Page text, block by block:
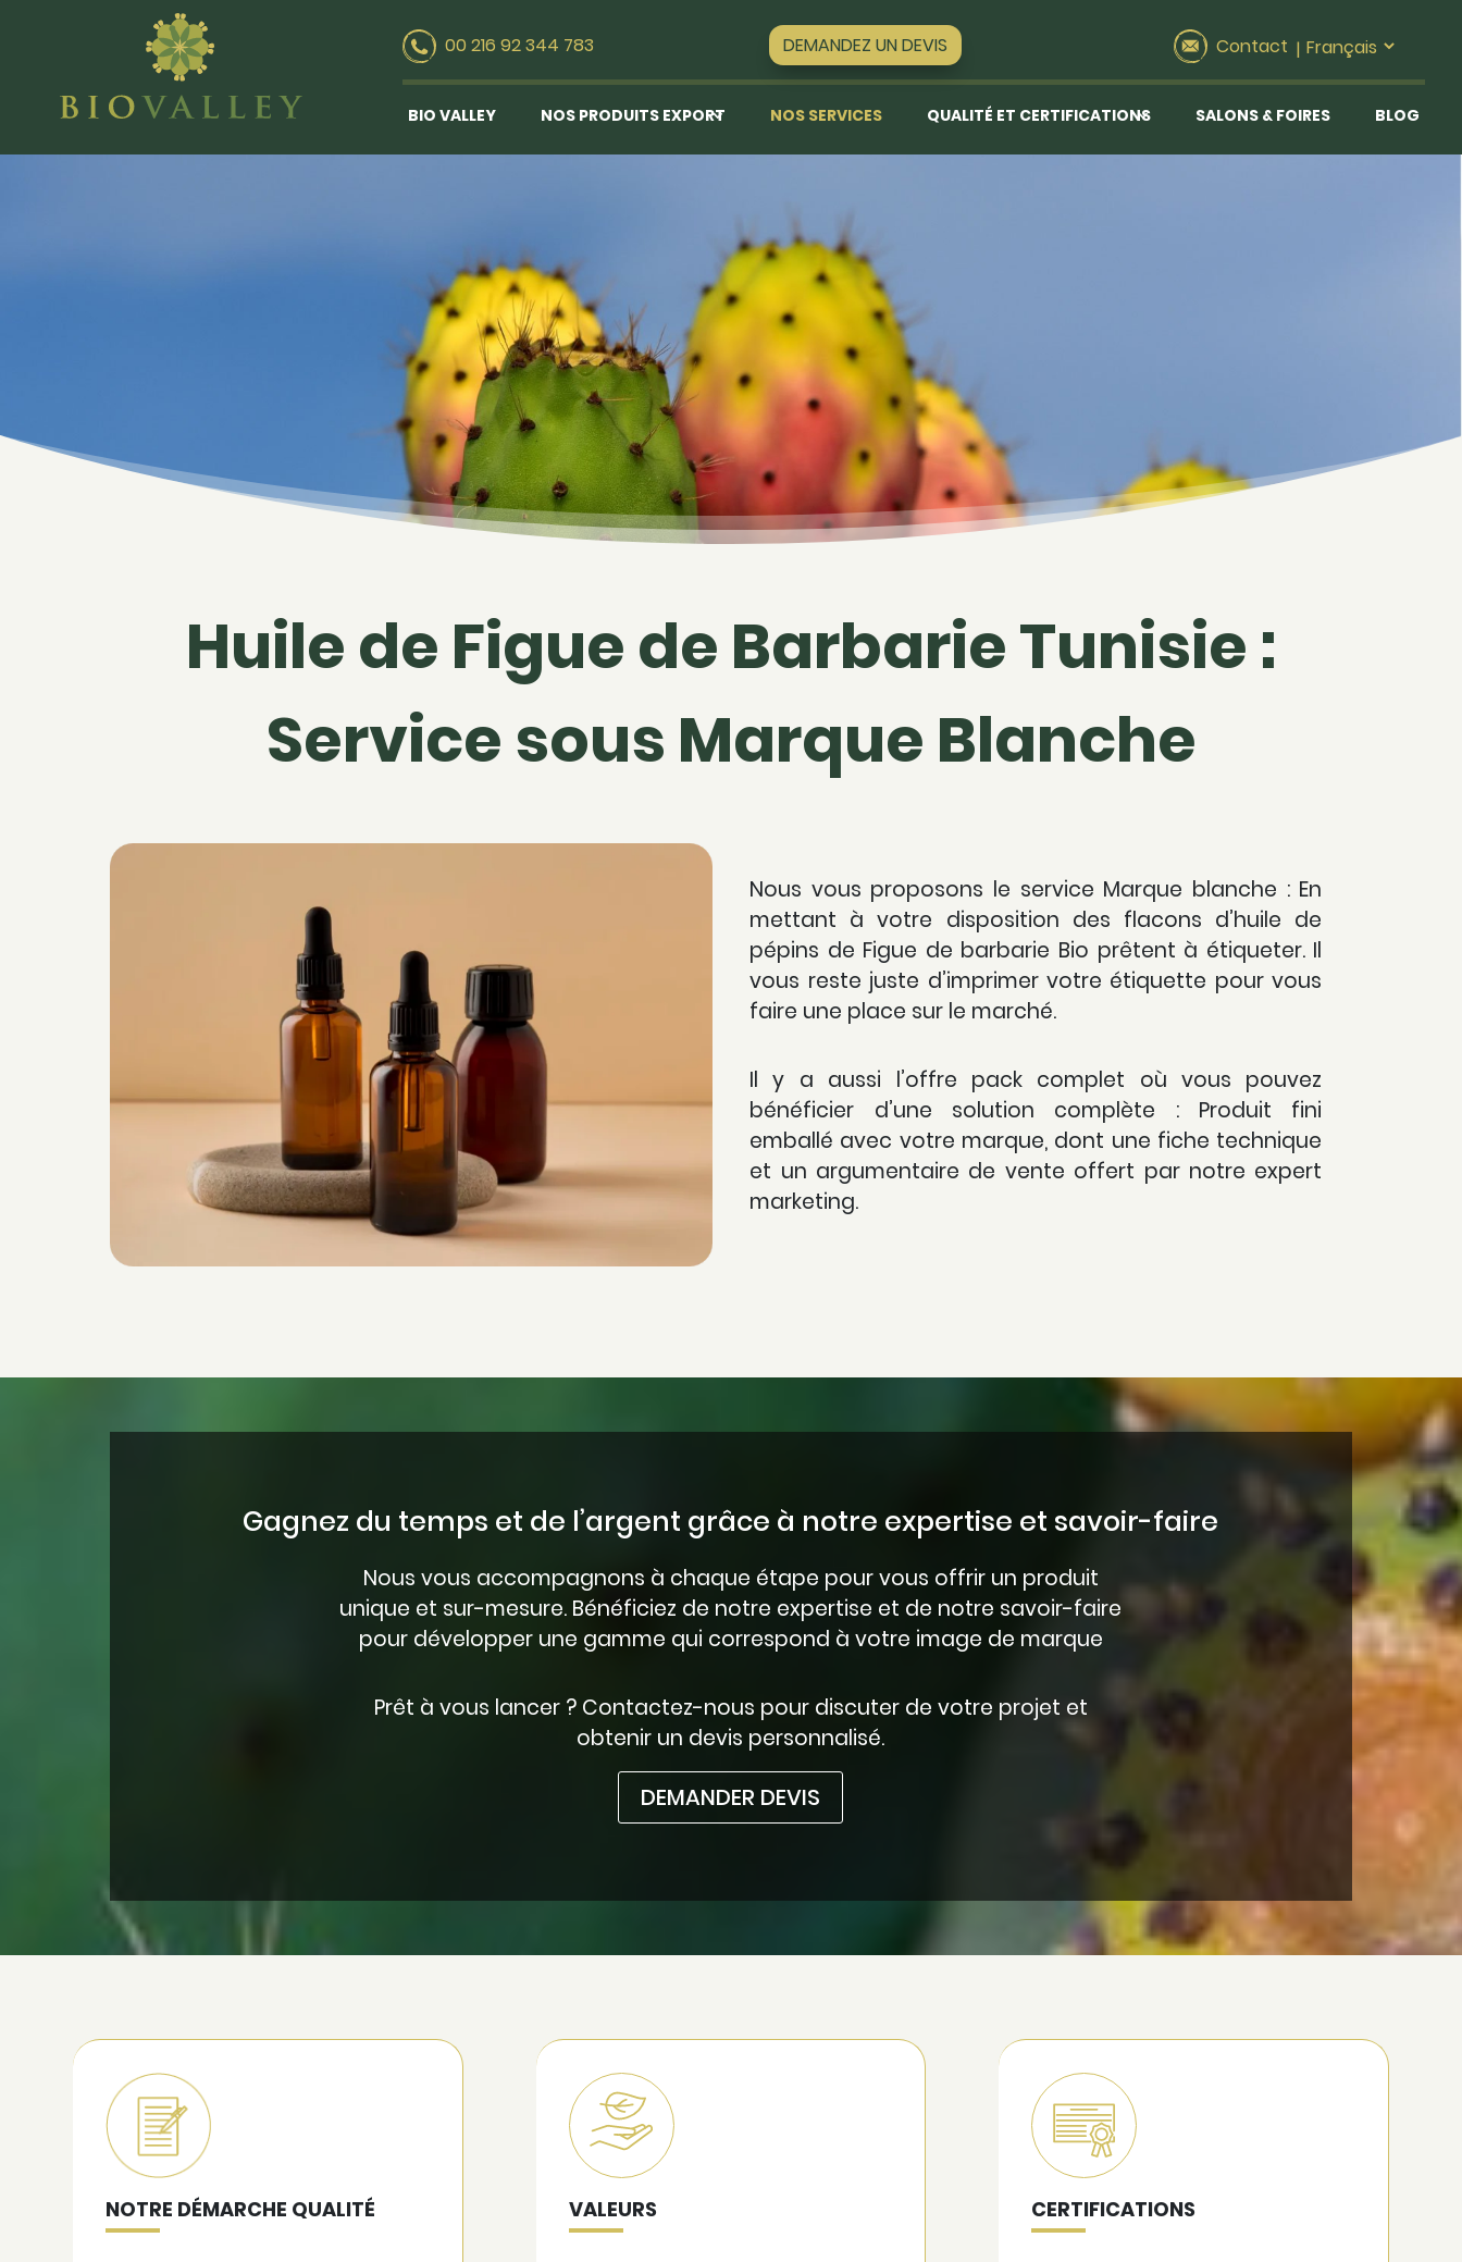
00 216 92 344 783 DEMANDEZ UN DEVIS Contact |
BIO VALLEY NOS PRODUITS EXPORT NOS SERVICES QUALITÉ ET CERTIFICATIONS SALONS & FOIRES BLOG
Huile de Figue de Barbarie Tunisie :
Service sous Marque Blanche
Nous vous proposons le service Marque blanche : En
mettant à votre disposition des flacons d’huile de
pépins de Figue de barbarie Bio prêtent à étiqueter. Il
vous reste juste d’imprimer votre étiquette pour vous
faire une place sur le marché.
Il y a aussi l’offre pack complet où vous pouvez
bénéficier d’une solution complète : Produit fini
emballé avec votre marque, dont une fiche technique
et un argumentaire de vente offert par notre expert
marketing.
Gagnez du temps et de l’argent grâce à notre expertise et savoir-faire
Nous vous accompagnons à chaque étape pour vous offrir un produit
unique et sur-mesure. Bénéficiez de notre expertise et de notre savoir-faire
pour développer une gamme qui correspond à votre image de marque
Prêt à vous lancer ? Contactez-nous pour discuter de votre projet et
obtenir un devis personnalisé.
DEMANDER DEVIS
NOTRE DÉMARCHE QUALITÉ VALEURS CERTIFICATIONS